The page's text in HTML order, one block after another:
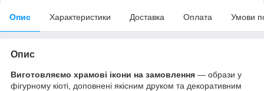
Опис Характеристики Доставка Оплата Умови
Опис
Виготовляємо храмові ікони на замовлення — образи у
фігурному кіоті, доповнені якісним друком та декоративним